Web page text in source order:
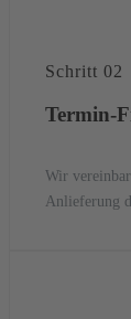
Schritt 02
Termin-
Wir
Anlieferung